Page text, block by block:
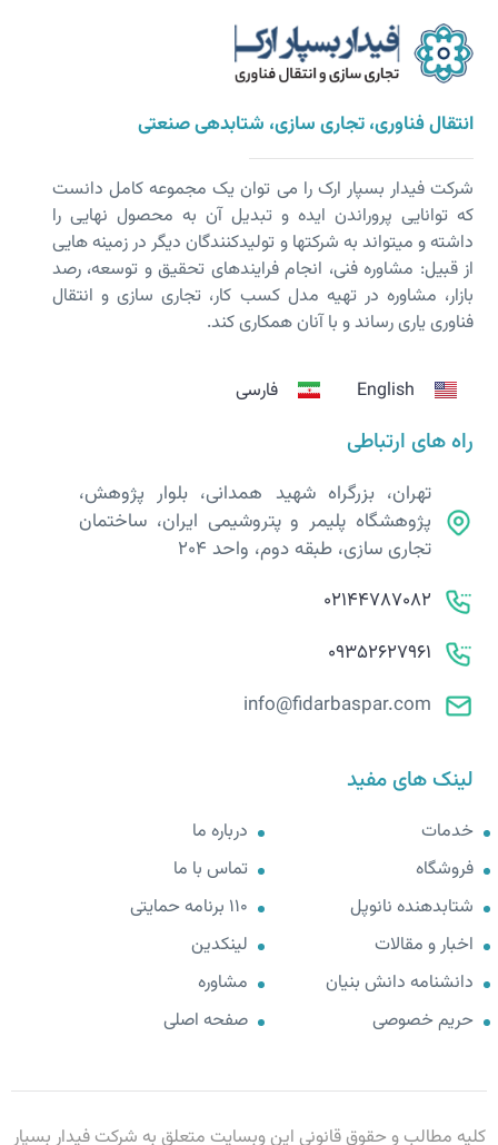
انتقال فناوری، تجاری سازی، شتابدهی صنعتی
شرکت فیدار بسپار ارک را می توان یک مجموعه کامل دانست
که توانایی پروراندن ایده و تبدیل آن به محصول نهایی را
داشته و می­تواند به شرکت­ها و تولیدکنندگان دیگر در زمینه هایی
از قبیل: مشاوره فنی، انجام فرایندهای تحقیق و توسعه، رصد
بازار، مشاوره در تهیه مدل کسب کار، تجاری سازی و انتقال
فناوری یاری رساند و با آنان همکاری کند.
English فارسی
راه های ارتباطی
تهران، بزرگراه شهید همدانی، بلوار پژوهش،
پژوهشگاه پلیمر و پتروشیمی ایران، ساختمان
تجاری سازی، طبقه دوم، واحد 204
02144787082
09352627961
info@fidarbaspar.com
لینک های مفید
خدمات
فروشگاه
شتابدهنده نانوپل
اخبار و مقالات
دانشنامه دانش بنیان
حریم خصوصی
درباره ما
تماس با ما
110 برنامه حمایتی
لینکدین
مشاوره
صفحه اصلی
کلیه مطالب و حقوق قانونی این وبسایت متعلق به شرکت فیدار بسپار